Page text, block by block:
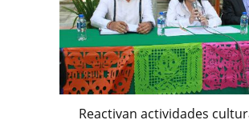
Reactivan actividades